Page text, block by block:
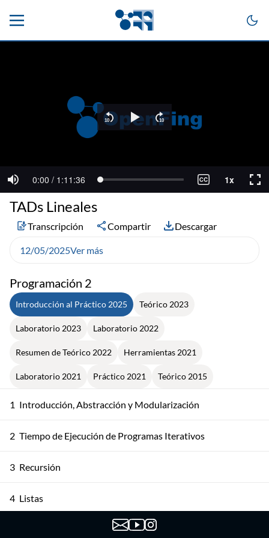
Programación 2
Introducción al Práctico 2025 Teórico 2023
Laboratorio 2023 Laboratorio 2022
Resumen de Teórico 2022 Herramientas 2021
Laboratorio 2021 Práctico 2021 Teórico 2015
1 Introducción, Abstracción y Modularización
2 Tiempo de Ejecución de Programas Iterativos
3 Recursión
4 Listas
TADs Lineales
Transcripción Compartir Descargar
12/05/2025Ver más